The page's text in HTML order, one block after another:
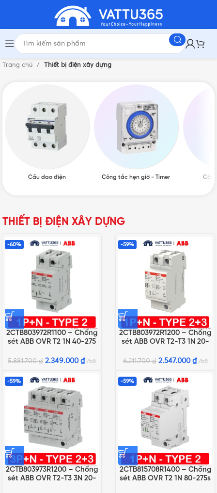
Trang chủ Thiết bị điện xây dựng
Cầu dao điện Công tắc hẹn giờ - Timer
THIẾT BỊ ĐIỆN XÂY DỰNG
-60%
2CTB803972R1100 – Chống
sét ABB OVR T2 1N 40-275
5.881.700₫ 2.349.000 ₫ bộ
-59%
2CTB803972R1200 – Chống
sét ABB OVR T2-T3 1N 20-
6.211.700₫ 2.547.000 ₫ bộ
-59%
2CTB803973R1200 – Chống
sét ABB OVR T2-T3 3N 20-
-59%
2CTB815708R1400 – Chống
sét ABB OVR T2 1N 80-275s